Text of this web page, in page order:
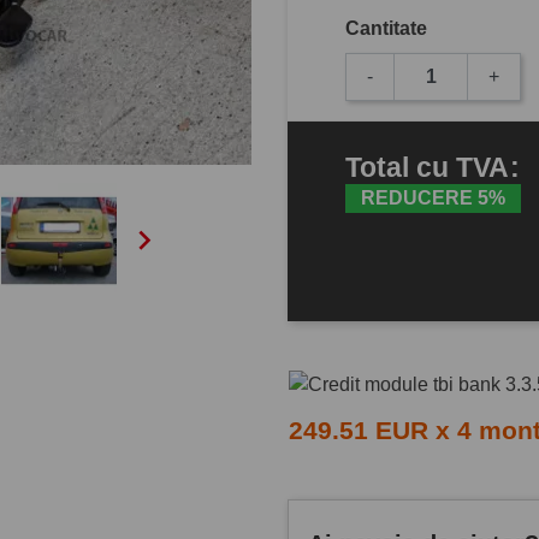

Cantitate
- +
Total cu TVA:
REDUCERE 5%
249.51 EUR x 4